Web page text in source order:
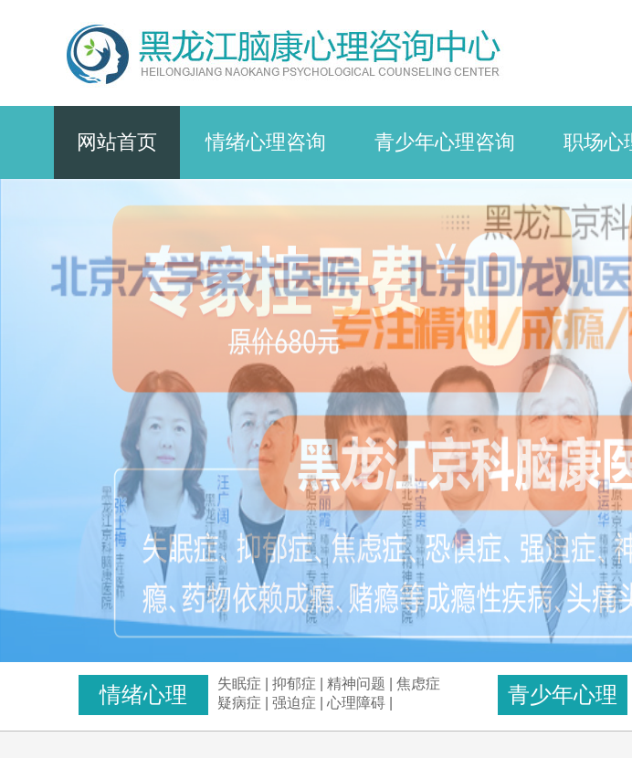
网站首页 情绪心理咨询 青少年心理咨询 职场心
情绪心理 失眠症 抑郁症 精神问题
焦虑症
疑病症
强迫症 心理障碍 青少年心理